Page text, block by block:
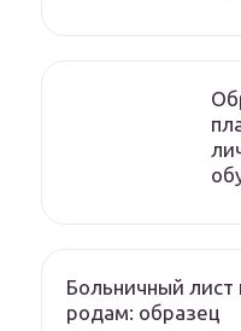
Больничный
родам: образец